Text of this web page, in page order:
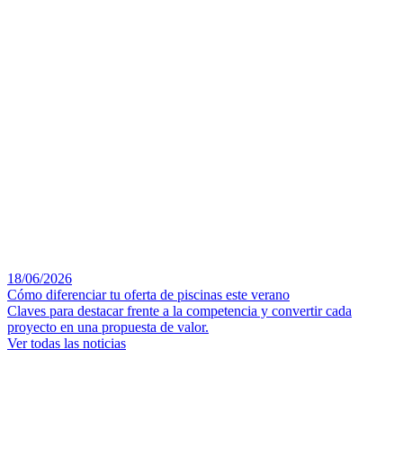
18/06/2026
Cómo diferenciar tu oferta de piscinas este verano
Claves para destacar frente a la competencia y convertir cada
proyecto en una propuesta de valor.
Ver todas las noticias